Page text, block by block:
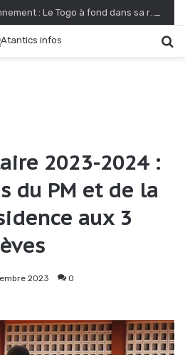
Protection de l’environnement : Le Togo à fond dans sa reconquête verte
2023-2024 :
du PM et de la
aux 3
2023 0